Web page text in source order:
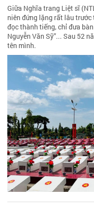
Giữa Nghĩa trang Liệt sĩ
niên đứng lặng rất lâu
đọc thành tiếng, chỉ đưa
Nguyễn Văn Sỹ”... Sau 52
tên mình.